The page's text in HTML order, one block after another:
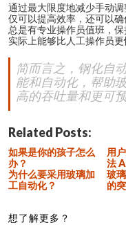
通过最大限度地减少手动
仅可以提高效率，还可以
总是有专业操作员值班，
实际上能够比人工操作员
简而言之，钢化自
能和自动化，帮助
高的吞吐量和更可
Related Posts:
如果是你的孩子怎么
办？
用
法
为什么要采用玻璃加
工自动化？
玻
的
想了解更多？